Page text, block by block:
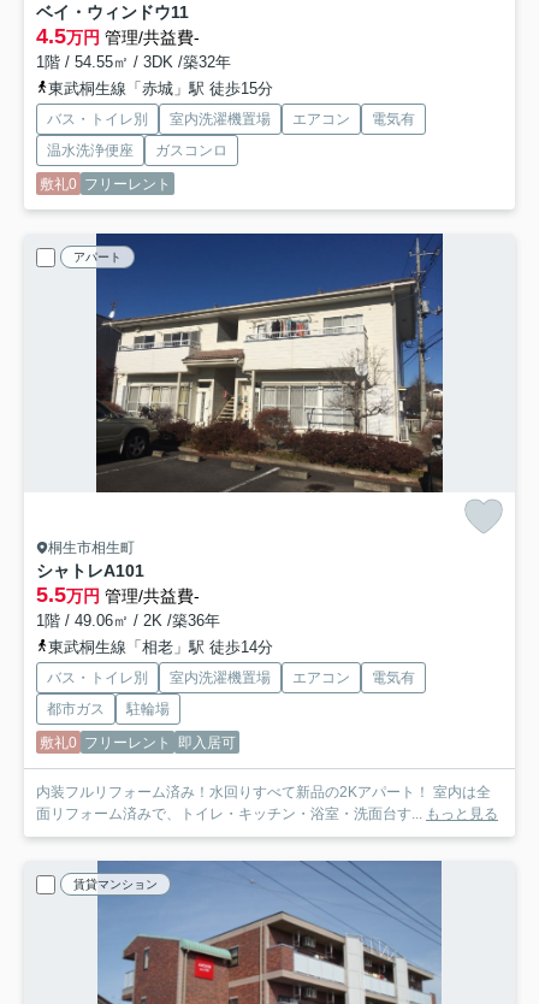
ベイ・ウィンドウ11
4.5万円 管理/共益費-
1階 / 54.55㎡ / 3DK /築32年
東武桐生線「赤城」駅 徒歩15分
バス・トイレ別 室内洗濯機置場 エアコン
電気有
温水洗浄便座
ガスコンロ
敷礼0 フリーレント
アパート
桐生市相生町
シャトレA101
5.5万円 管理/共益費-
1階 / 49.06㎡ / 2K /築36年
東武桐生線「相老」駅 徒歩14分
バス・トイレ別 室内洗濯機置場 エアコン
電気有
都市ガス
駐輪場
敷礼0 フリーレント 即入居可
内装フルリフォーム済み！水回りすべて新品の2Kアパート！ 室内は全
面リフォーム済みで、トイレ・キッチン・浴室・洗面台す...
もっと見る
賃貸マンション